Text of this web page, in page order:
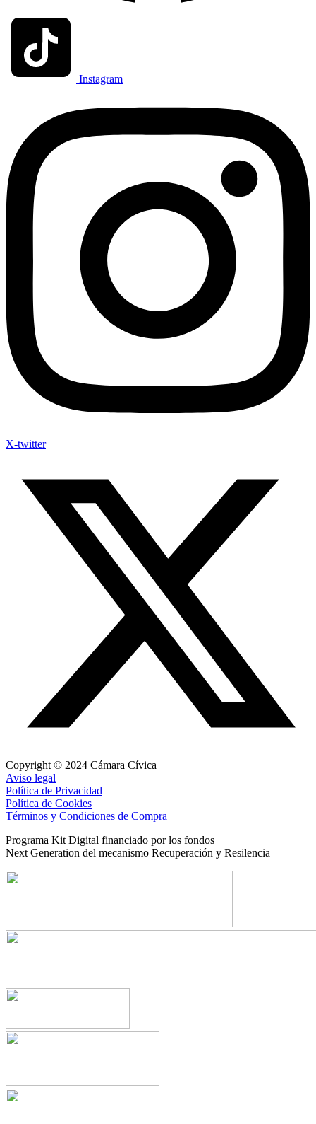
Instagram
X-twitter
Copyright © 2024 Cámara Cívica
Aviso legal
Política de Privacidad
Política de Cookies
Términos y Condiciones de Compra
Programa Kit Digital financiado por los fondos
Next Generation del mecanismo Recuperación y Resilencia